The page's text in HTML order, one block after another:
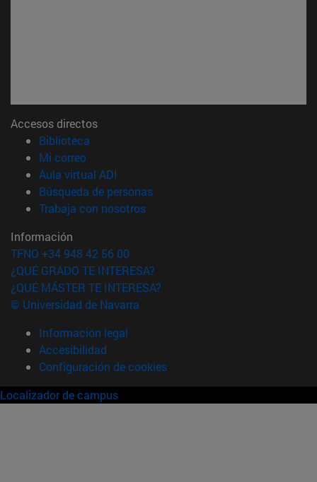
Accesos directos
Biblioteca
Mi correo(abre en nueva ventana)
Aula virtual ADI
Búsqueda de personas(abre en nueva ventana)
Trabaja con nosotros(abre en nueva ventana)
Información
TFNO +34 948 42 56 00
¿QUÉ GRADO TE INTERESA?
¿QUÉ MÁSTER TE INTERESA?
© Universidad de Navarra
Información legal
Accesibilidad
Configuración de cookies
Localizador de campus